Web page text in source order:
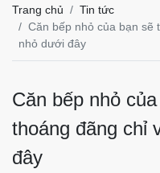
Trang chủ
Tin tức
Căn bếp nhỏ của bạn sẽ
nhỏ dưới đây
Căn bếp nhỏ
thoáng đãng chỉ
đây